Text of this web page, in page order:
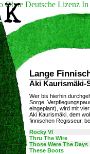
Ohne Deutsche Lizenz In
Lange
Aki Kaurismäki-
Wer bis hierhin
Sorge,
eingeplant), wird mit
Aki Kaurismäki, dem
finnischen Regisseur,
Rocky VI
Thru The Wire
Those Were The Days
These Boots